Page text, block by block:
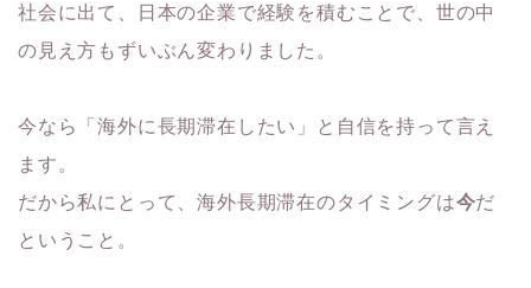
社会に出て、日本の企業で経験を積むことで、世の中
の見え方もずいぶん変わりました。
今なら「海外に長期滞在したい」と自信を持って言え
ます。
だから私にとって、海外長期滞在のタイミングは今だ
ということ。